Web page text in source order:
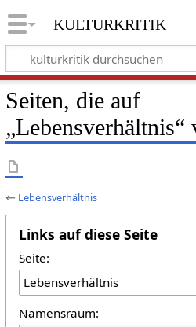
kulturkritik
Seiten, die auf
„Lebensverhältnis“
← Lebensverhältnis
Links auf diese Seite
Seite:
Namensraum: